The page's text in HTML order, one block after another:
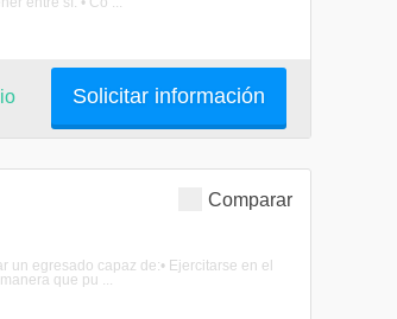
Solicitar información
Comparar
egresado capaz de:• Ejercitarse en el
que pu ...